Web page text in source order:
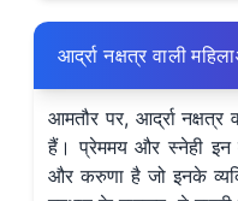
आर्द्रा नक्षत्र वाली
आमतौर पर, आर्द्रा
हैं। प्रेममय और स्नेही इन
और करुणा है जो इनके